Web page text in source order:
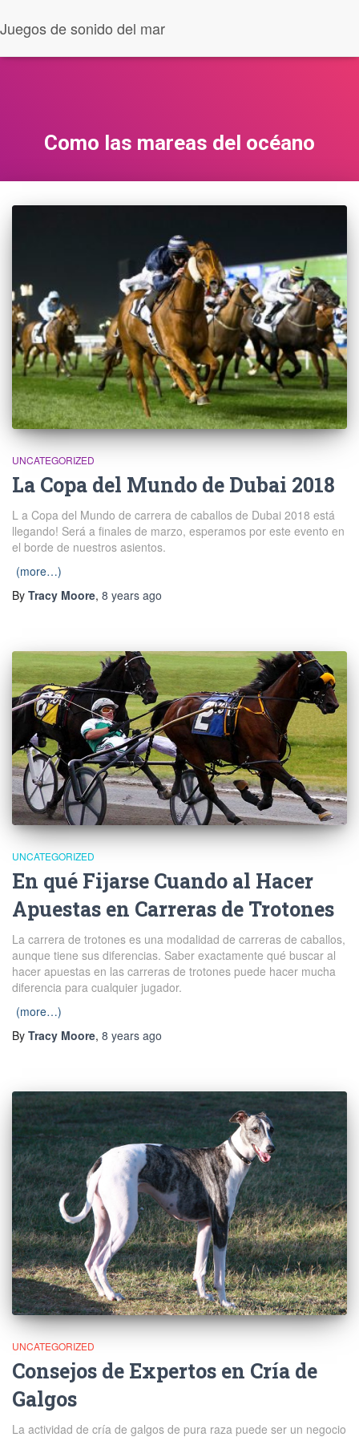
Juegos de sonido del mar
Como las mareas del océano
UNCATEGORIZED
La Copa del Mundo de Dubai 2018
L a Copa del Mundo de carrera de caballos de Dubai 2018 está
llegando! Será a finales de marzo, esperamos por este evento en
el borde de nuestros asientos.
(more…)
By Tracy Moore, 8 years ago
UNCATEGORIZED
En qué Fijarse Cuando al Hacer
Apuestas en Carreras de Trotones
La carrera de trotones es una modalidad de carreras de caballos,
aunque tiene sus diferencias. Saber exactamente qué buscar al
hacer apuestas en las carreras de trotones puede hacer mucha
diferencia para cualquier jugador.
(more…)
By Tracy Moore, 8 years ago
UNCATEGORIZED
Consejos de Expertos en Cría de
Galgos
La actividad de cría de galgos de pura raza puede ser un negocio